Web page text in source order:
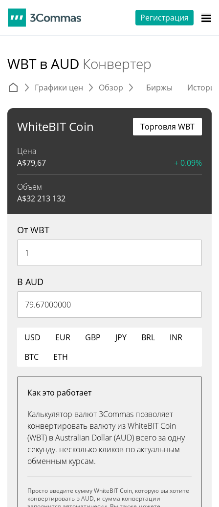
Регистрация
WBT в AUD Конвертер
Графики цен Обзор Биржы
WhiteBIT Coin
Цена
A$79,67 + 0.09%
Объем
A$32 213 132
Торговля WBT
От WBT
В AUD
USD EUR GBP JPY BRL
INR
BTC
ETH
Как это работает
Калькулятор валют 3Commas позволяет
конвертировать валюту из WhiteBIT Coin
(WBT) в Australian Dollar (AUD) всего за одну
секунду. несколько кликов по актуальным
обменным курсам.
Просто введите сумму WhiteBIT Coin, которую вы хотите
конвертировать в AUD, и сумма конвертации